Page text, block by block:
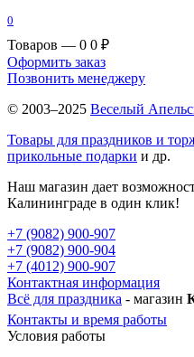
0
Товаров — 0 0 ₽
Оформить заказ
Позвонить менеджеру
© 2003–2025 Веселый
Товары для праздников и
прикольные подарки и др.
Наш магазин дает
Калининграде в один клик!
+7 (9082) 900-907
+7 (9082) 900-904
+7 (4012) 900-907
Контактная информация
Всё для праздника - магазин
Контакты и время работы
Условия работы